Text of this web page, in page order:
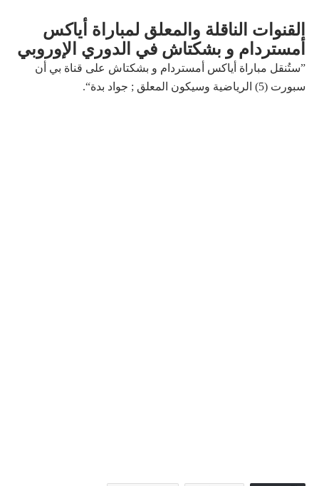
القنوات الناقلة والمعلق لمباراة أياكس
أمستردام و بشكتاش في الدوري الإوروبي
”ستُنقل مباراة أياكس أمستردام و بشكتاش على قناة بي أن
سبورت (5) الرياضية وسيكون المعلق ; جواد بدة“.